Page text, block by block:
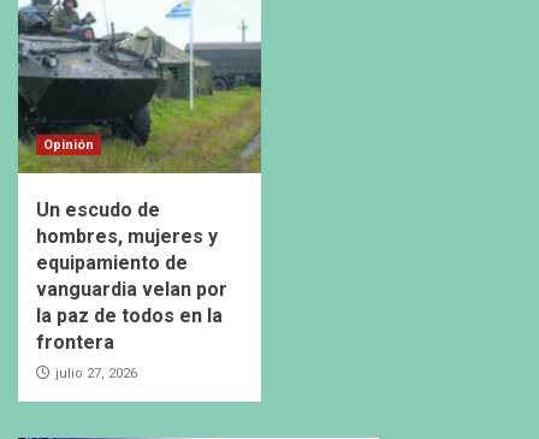
Opinión
Un escudo de
hombres, mujeres y
equipamiento de
vanguardia velan por
la paz de todos en la
frontera
julio 27, 2026